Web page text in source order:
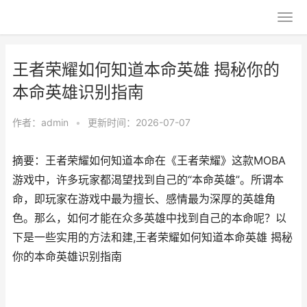
王者荣耀如何知道本命英雄 揭秘你的
本命英雄识别指南
作者： admin • 更新时间：2026-07-07
摘要：王者荣耀如何知道本命在《王者荣耀》这款MOBA
游戏中，许多玩家都渴望找到自己的“本命英雄”。所谓本
命，即玩家在游戏中最为擅长、感情最为深厚的英雄角
色。那么，如何才能在众多英雄中找到自己的本命呢？以
下是一些实用的方法和建,王者荣耀如何知道本命英雄 揭秘
你的本命英雄识别指南